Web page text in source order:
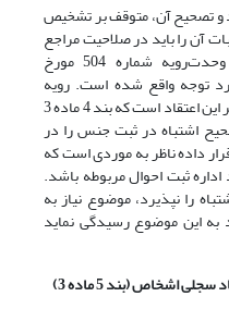
تصحیح آن، متوقف بر تشخیص
آن را باید در صلاحیت مراجع
قضایی دانست. این نکته در رأی و‌حدت‌رو‌یه شماره 504 مورخ
مورد توجه واقع شده است. رویه
قضایی با تفسیر موسع از رأی یادشده بر این اعتقاد است که بند 4 ماده 3
مصوب 1355 که تصحیح اشتباه در ثبت جنس را در
داده ناظر به موردی است که
ثبت احوال مربوطه باشد.
را نپذیرد، موضوع نیاز به
به این موضوع رسیدگی نماید
اشخاص (بند 5 ماده 3)